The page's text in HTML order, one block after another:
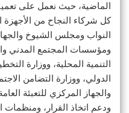
الماضية، حيث نعمل على
كل شركاء النجاح من
النواب ومجلس الشيوخ
ومؤسسات المجتمع المدني
التنمية المحلية، ووزارة
الدولي، ووزارة التضامن
والجهاز المركزي للتعبئة
ودعم اتخاذ القرار، ومنظمات